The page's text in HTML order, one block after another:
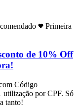
Primeira
de 10% Off
Código
utilização por CPF. Só
tanto!